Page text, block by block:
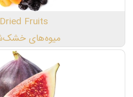
Dried Fruits
میوه‌های